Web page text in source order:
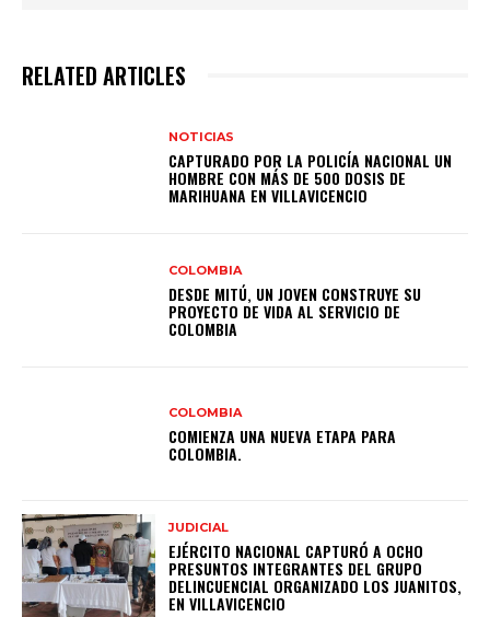
RELATED ARTICLES
NOTICIAS
CAPTURADO POR LA POLICÍA NACIONAL UN
HOMBRE CON MÁS DE 500 DOSIS DE
MARIHUANA EN VILLAVICENCIO
COLOMBIA
DESDE MITÚ, UN JOVEN CONSTRUYE SU
PROYECTO DE VIDA AL SERVICIO DE
COLOMBIA
COLOMBIA
COMIENZA UNA NUEVA ETAPA PARA
COLOMBIA.
JUDICIAL
EJÉRCITO NACIONAL CAPTURÓ A OCHO
PRESUNTOS INTEGRANTES DEL GRUPO
DELINCUENCIAL ORGANIZADO LOS JUANITOS,
EN VILLAVICENCIO